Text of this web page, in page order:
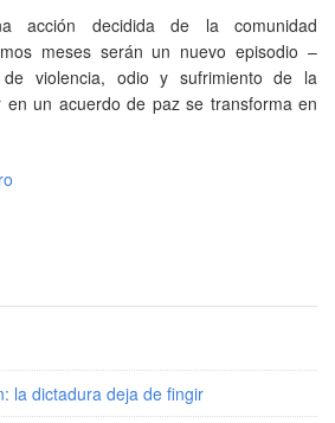
acción decidida de la comunidad
meses serán un nuevo episodio –
violencia, odio y sufrimiento de la
en un acuerdo de paz se transforma en
la dictadura deja de fingir